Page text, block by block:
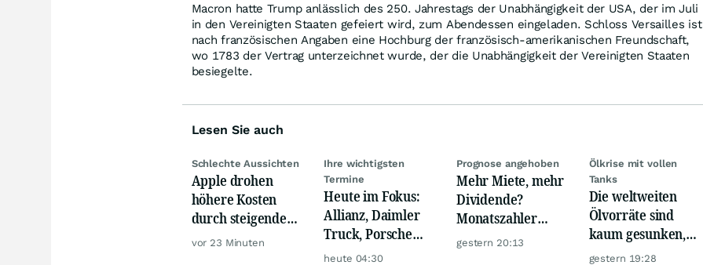
Macron hatte Trump anlässlich des 250. Jahrestags der Unabhängigkeit der USA, der im Juli
in den Vereinigten Staaten gefeiert wird, zum Abendessen eingeladen. Schloss Versailles ist
nach französischen Angaben eine Hochburg der französisch-amerikanischen Freundschaft,
wo 1783 der Vertrag unterzeichnet wurde, der die Unabhängigkeit der Vereinigten Staaten
besiegelte.
Lesen Sie auch
Schlechte Aussichten
Apple drohen
höhere Kosten
durch steigende
Speicherchip-
vor 23 Minuten
Ihre wichtigsten
Termine
Heute im Fokus:
Allianz, Daimler
Truck, Porsche
Automobil Holding
heute 04:30
Prognose angehoben
Mehr Miete, mehr
Dividende?
Monatszahler
Realty Income
gestern 20:13
Ölkrise mit vollen
Tanks
Die weltweiten
Ölvorräte sind
kaum gesunken,
trotz Krise
gestern 19:28